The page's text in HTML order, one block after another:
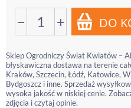
− +
Sklep Ogrodniczy Świat Kwiatów –
błyskawiczna dostawa na terenie
Kraków, Szczecin, Łódź, Katowice,
Bydgoszcz i inne. Sprzedaż
wysoka jakość w niskiej cenie.
zdjęcia i czytaj opinie.